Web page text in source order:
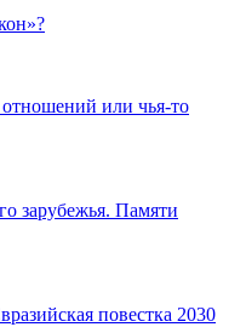
или чья-то
зарубежья. Памяти
повестка 2030